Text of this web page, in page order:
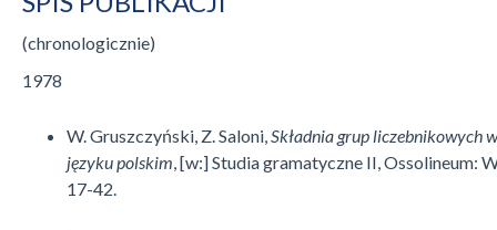
(chronologicznie)
1978
W. Gruszczyński, Z. Saloni, Składnia grup liczebnikowych
języku polskim , [w:] Studia gramatyczne II, Ossolineum:
17-42.